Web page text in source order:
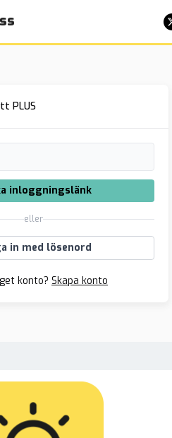
PLUS
inloggningslänk
eller
in med lösenord
konto? Skapa konto